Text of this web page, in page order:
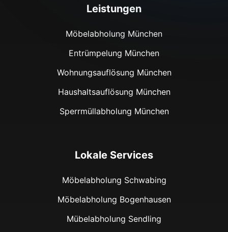
Leistungen
Möbelabholung München
Entrümpelung München
Wohnungsauflösung München
Haushaltsauflösung München
Sperrmüllabholung München
Lokale Services
Möbelabholung Schwabing
Möbelabholung Bogenhausen
Mübelabholung Sendling